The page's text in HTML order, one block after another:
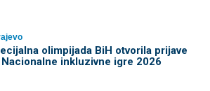
olimpijada BiH otvorila prijave
Nacionalne inkluzivne igre 2026